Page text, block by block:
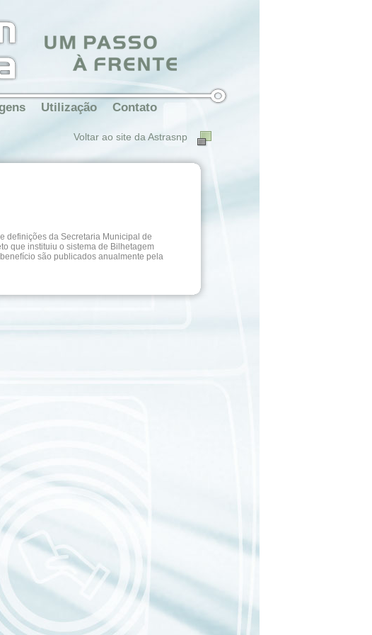
Utilização Contato
Voltar ao site da Astrasnp
definições da Secretaria Municipal de
que instituiu o sistema de Bilhetagem
são publicados anualmente pela